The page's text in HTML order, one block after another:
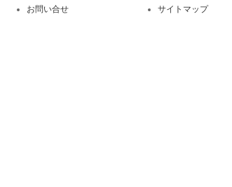
お問い合せ サイトマップ